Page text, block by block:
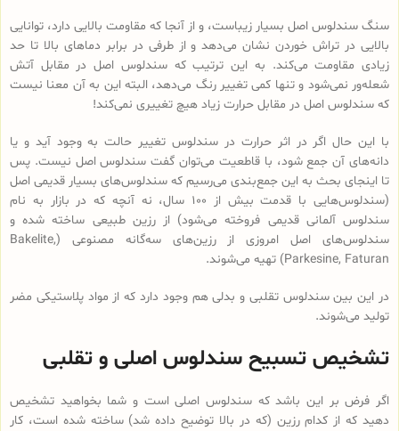
سنگ سندلوس اصل بسیار زیباست، و از آنجا که مقاومت بالایی دارد، توانایی
بالایی در تراش خوردن نشان می‌دهد و از طرفی در برابر دماهای بالا تا حد
زیادی مقاومت می‌کند. به این ترتیب که سندلوس اصل در مقابل آتش
شعله‌ور نمی‌شود و تنها کمی تغییر رنگ می‌دهد، البته این به آن معنا نیست
که سندلوس اصل در مقابل حرارت زیاد هیچ تغییری نمی‌کند!
با این حال اگر در اثر حرارت در سندلوس تغییر حالت به وجود آید و یا
دانه‌های آن جمع شود، با قاطعیت می‌توان گفت سندلوس اصل نیست. پس
تا اینجای بحث به این جمع‌بندی می‌رسیم که سندلوس‌های بسیار قدیمی اصل
(سندلوس‌هایی با قدمت بیش از 100 سال، نه آنچه که در بازار به نام
سندلوس آلمانی قدیمی فروخته می‌شود) از رزین طبیعی ساخته شده و
سندلوس‌‌های اصل امروزی از رزین‌های سه‌گانه مصنوعی (Bakelite,
Parkesine, Faturan) تهیه می‌شوند.
در این بین سندلوس تقلبی و بدلی هم وجود دارد که از مواد پلاستیکی مضر
تولید می‌شوند.
تشخیص تسبیح سندلوس اصلی و تقلبی
اگر فرض بر این باشد که سندلوس اصلی است و شما بخواهید تشخیص
دهید که از کدام رزین (که در بالا توضیح داده شد) ساخته شده است، کار